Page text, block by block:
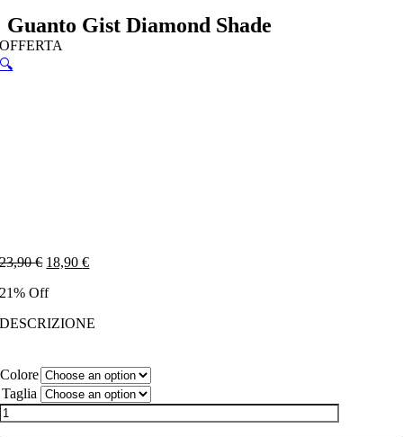
Guanto Gist Diamond Shade
OFFERTA
🔍
23,90€ 18,90€
21% Off
DESCRIZIONE
Colore
Taglia